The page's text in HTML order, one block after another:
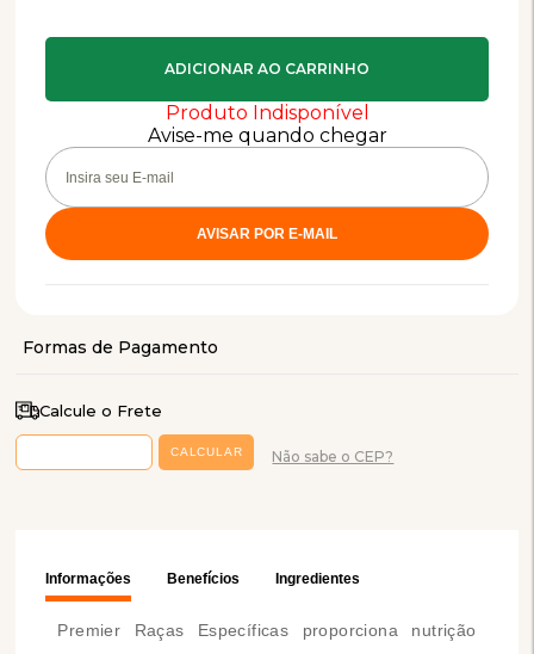
Produto Indisponível
Avise-me quando chegar
Calcule o Frete
Não sabe o CEP?
Informações Benefícios Ingredientes
Premier Raças Específicas proporciona nutrição